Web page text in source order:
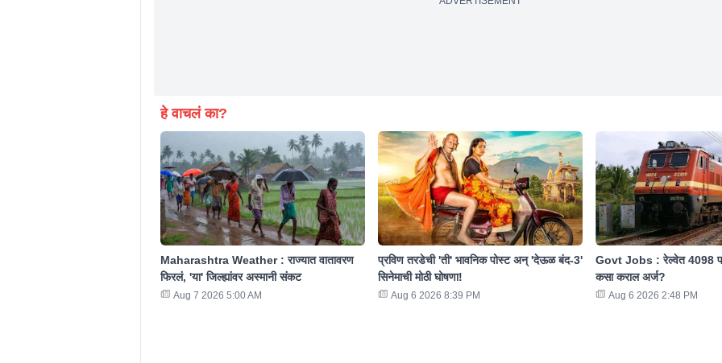
हे वाचलं का?
Maharashtra Weather : राज्यात वातावरण
फिरलं, 'या' जिल्ह्यांवर अस्मानी संकट
Aug 7 2026 5:00 AM
प्रविण तरडेची 'ती' भावनिक पोस्ट अन् 'देऊळ बंद-3'
सिनेमाची मोठी घोषणा!
Aug 6 2026 8:39 PM
Govt Jobs : रेल्वेत 4098
कसा कराल अर्ज?
Aug 6 2026 2:48 PM